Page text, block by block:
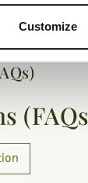
Customize